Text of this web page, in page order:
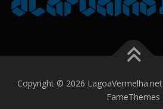
Copyright © 2026 LagoaVermelha.net
FameThemes